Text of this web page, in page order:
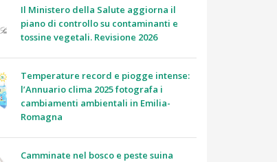
Il Ministero della Salute aggiorna il
piano di controllo su contaminanti e
tossine vegetali. Revisione 2026
Temperature record e piogge intense:
l’Annuario clima 2025 fotografa i
cambiamenti ambientali in Emilia-
Romagna
Camminate nel bosco e peste suina